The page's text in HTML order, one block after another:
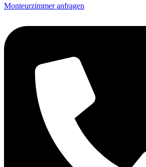
Monteurzimmer anfragen